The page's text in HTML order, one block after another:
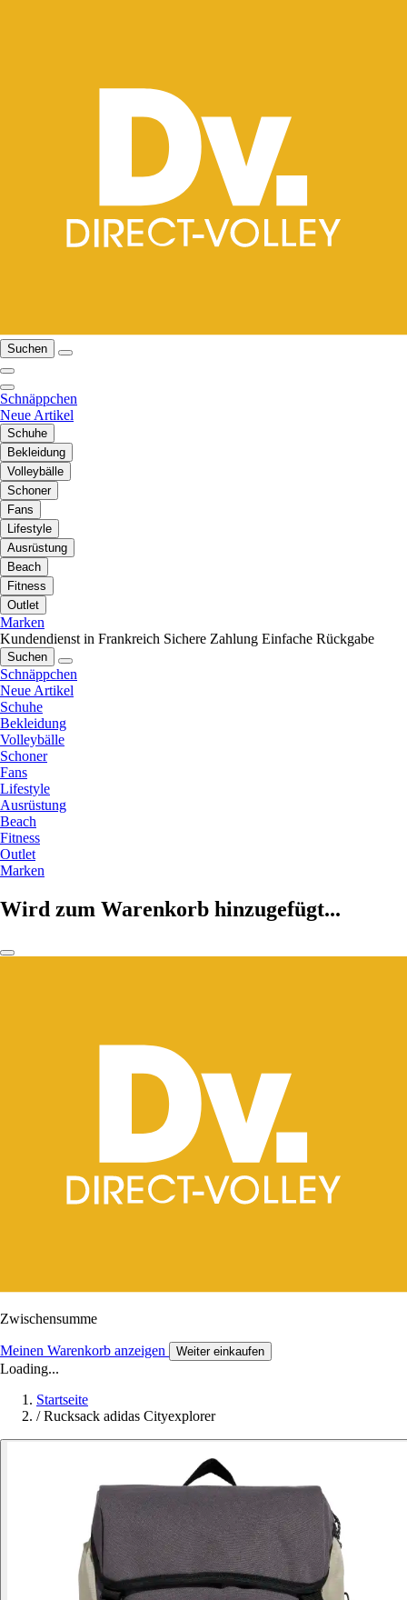
Suchen
Schnäppchen
Neue Artikel
Schuhe
Bekleidung
Volleybälle
Schoner
Fans
Lifestyle
Ausrüstung
Beach
Fitness
Outlet
Marken
Kundendienst in Frankreich Sichere Zahlung Einfache Rückgabe
Suchen
Schnäppchen
Neue Artikel
Schuhe
Bekleidung
Volleybälle
Schoner
Fans
Lifestyle
Ausrüstung
Beach
Fitness
Outlet
Marken
Wird zum Warenkorb hinzugefügt...
Zwischensumme
Meinen Warenkorb anzeigen Weiter einkaufen
Loading...
Startseite
/ Rucksack adidas Cityexplorer